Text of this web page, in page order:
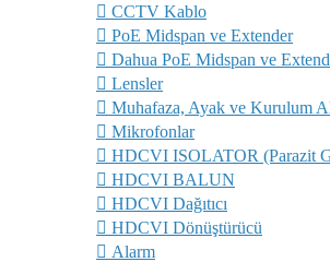
CCTV Kablo
PoE Midspan ve Extender
Dahua PoE Midspan ve
Lensler
Muhafaza, Ayak ve Kurulum
Mikrofonlar
HDCVI ISOLATOR (Parazit
HDCVI BALUN
HDCVI Dağıtıcı
HDCVI Dönüştürücü
Alarm